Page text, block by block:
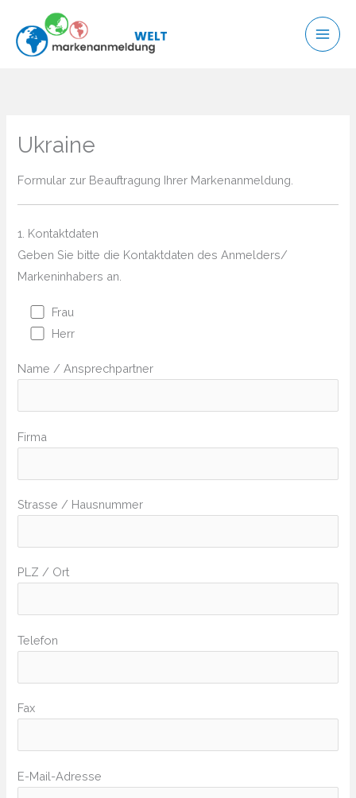
Inhalt
springen
Ukraine
Formular zur Beauftragung Ihrer Markenanmeldung.
1. Kontaktdaten
Geben Sie bitte die Kontaktdaten des Anmelders/
Markeninhabers an.
Frau
Herr
Name / Ansprechpartner
Firma
Strasse / Hausnummer
PLZ / Ort
Telefon
Fax
E-Mail-Adresse